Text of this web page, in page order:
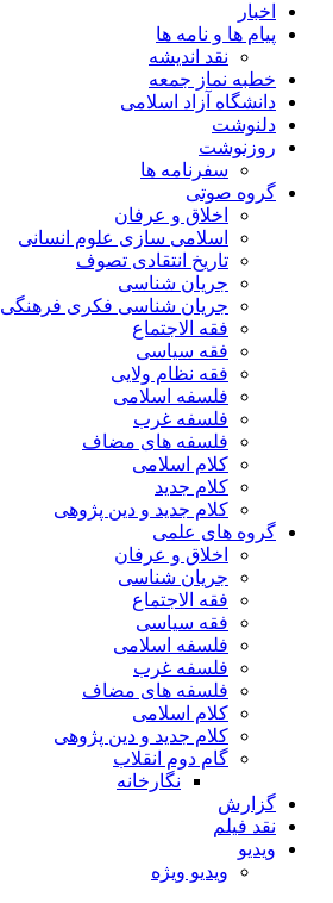
اخبار
پیام ها و نامه ها
نقد اندیشه
خطبه نماز جمعه
دانشگاه آزاد اسلامی
دلنوشت
روزنوشت
سفرنامه ها
گروه صوتی
اخلاق و عرفان
اسلامی سازی علوم انسانی
تاریخ انتقادی تصوف
جریان شناسی
جریان شناسی فکری فرهنگی
فقه الاجتماع
فقه سیاسی
فقه نظام ولایی
فلسفه اسلامی
فلسفه غرب
فلسفه های مضاف
کلام اسلامی
کلام جدید
کلام جدید و دین پژوهی
گروه های علمی
اخلاق و عرفان
جریان شناسی
فقه الاجتماع
فقه سیاسی
فلسفه اسلامی
فلسفه غرب
فلسفه های مضاف
کلام اسلامی
کلام جدید و دین پژوهی
گام دوم انقلاب
نگارخانه
گزارش
نقد فیلم
ویدیو
ویدیو ویژه